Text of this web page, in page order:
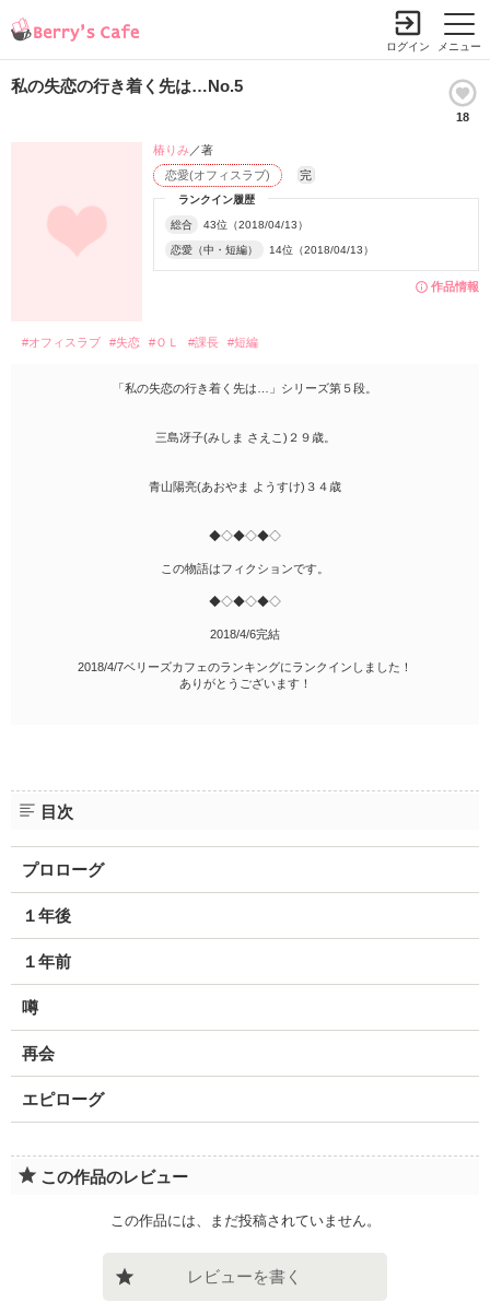
メニュー
ログイン
私の失恋の行き着く先は…No.5
18
作品情報
ランクイン履歴
総合 43位（2018/04/13）
恋愛（中・短編） 14位（2018/04/13）
恋愛(オフィスラブ) 完
椿りみ／著
#オフィスラブ #失恋 #ＯＬ #課長 #短編
「私の失恋の行き着く先は…」シリーズ第５段。
三島冴子(みしま さえこ)２９歳。
青山陽亮(あおやま ようすけ)３４歳
◆◇◆◇◆◇
この物語はフィクションです。
◆◇◆◇◆◇
2018/4/6完結
2018/4/7ベリーズカフェのランキングにランクインしました！
ありがとうございます！
目次
プロローグ
１年後
１年前
噂
再会
エピローグ
この作品のレビュー
この作品には、まだ投稿されていません。
レビューを書く